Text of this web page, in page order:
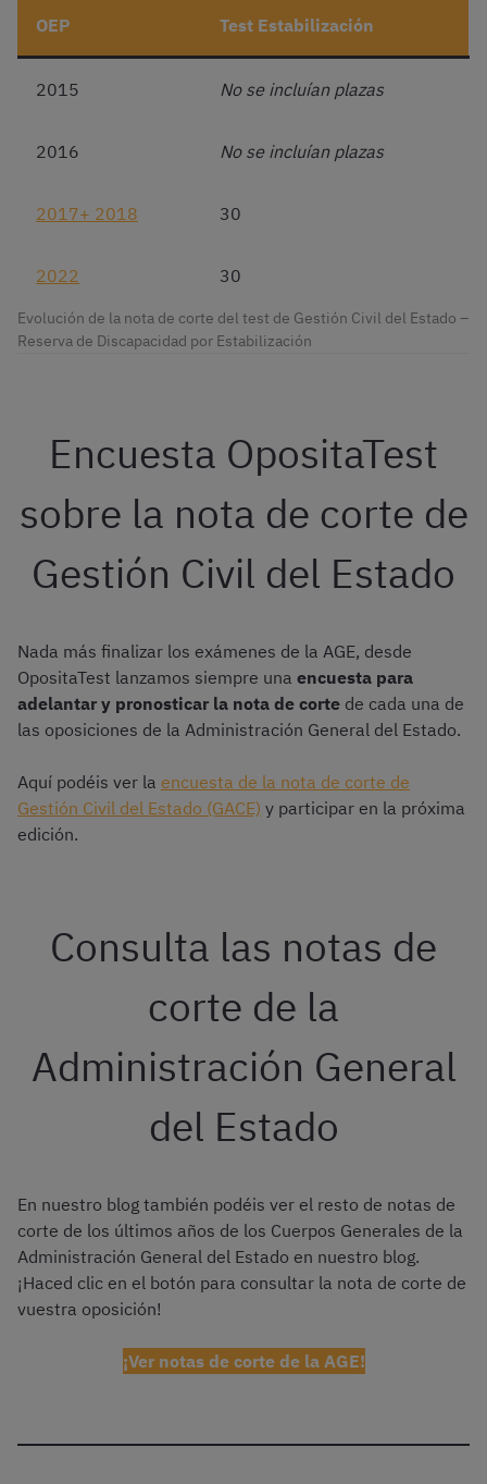
OEP Test Estabilización
2015 No se incluían plazas
2016 No se incluían plazas
2017+ 2018 30
2022 30
Evolución de la nota de corte del test de Gestión Civil del Estado –
Reserva de Discapacidad por Estabilización
Encuesta OpositaTest
sobre la nota de corte de
Gestión Civil del Estado
Nada más finalizar los exámenes de la AGE, desde
OpositaTest lanzamos siempre una encuesta para
adelantar y pronosticar la nota de corte de cada una de
las oposiciones de la Administración General del Estado.
Aquí podéis ver la encuesta de la nota de corte de
Gestión Civil del Estado (GACE) y participar en la próxima
edición.
Consulta las notas de
corte de la
Administración General
del Estado
En nuestro blog también podéis ver el resto de notas de
corte de los últimos años de los Cuerpos Generales de la
Administración General del Estado en nuestro blog.
¡Haced clic en el botón para consultar la nota de corte de
vuestra oposición!
¡Ver notas de corte de la AGE!